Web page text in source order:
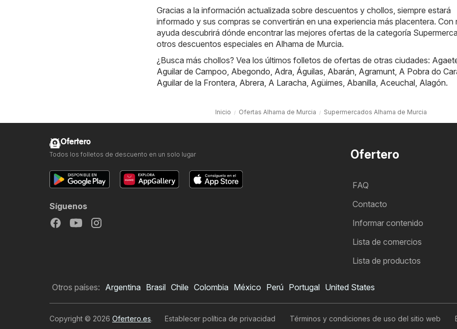
Gracias a la información actualizada sobre descuentos y chollos, siempre estará
informado y sus compras se convertirán en una experiencia más placentera. Con
ayuda descubrirá dónde encontrar las mejores ofertas de la categoría
otros descuentos especiales en Alhama de Murcia.
¿Busca más chollos? Vea los últimos folletos de ofertas de otras ciudades:
Aguilar de Campoo, Abegondo, Adra, Águilas, Abarán, Agramunt, A Pobra do
Aguilar de la Frontera, Abrera, A Laracha, Agüimes, Abanilla, Aceuchal, Alagón.
Inicio Ofertas Alhama de Murcia Supermercados Alhama de Murcia
Ofertero
FAQ
Contacto
Informar contenido
Lista de comercios
Lista de productos
Ofertero
Todos los folletos de descuento en un solo lugar
Síguenos
Otros países: Argentina Brasil Chile Colombia México Perú Portugal United States
Copyright © 2026 Ofertero.es. Establecer política de privacidad Términos y condiciones de uso del sitio web